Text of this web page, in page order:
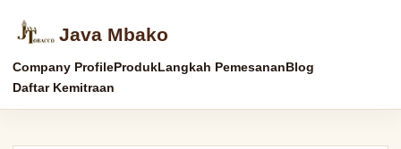
Java Mbako
Company ProfileProdukLangkah PemesananBlog
Daftar Kemitraan